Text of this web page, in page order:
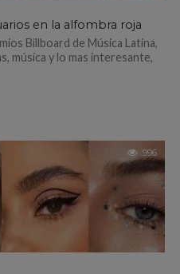
en la alfombra roja
Billboard de Música Latina,
música y lo mas interesante,
996